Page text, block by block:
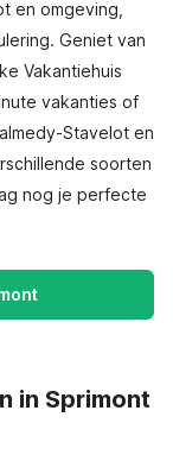
en omgeving,
Geniet van
Vakantiehuis
vakanties of
Stavelot en
soorten
nog je perfecte
in Sprimont